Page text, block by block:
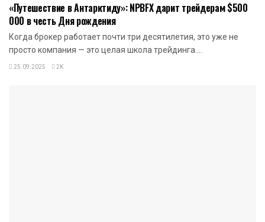
«Путешествие в Антарктиду»: NPBFX дарит трейдерам $500
000 в честь Дня рождения
Когда брокер работает почти три десятилетия, это уже не
просто компания — это целая школа трейдинга....
25.09.2025 2K